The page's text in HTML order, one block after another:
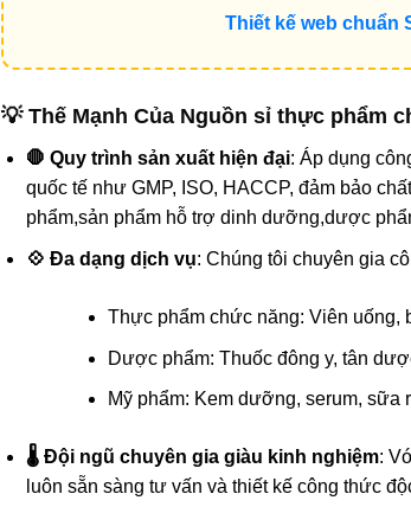
Thiết kế web chuẩn
💡 Thế Mạnh Của Nguồn sỉ thực phẩm
🛑 Quy trình sản xuất hiện đại: Áp dụng
quốc tế như GMP, ISO, HACCP, đảm bảo
phẩm,sản phẩm hỗ trợ dinh dưỡng,dược
💠 Đa dạng dịch vụ: Chúng tôi chuyên gia
Thực phẩm chức năng: Viên uống,
Dược phẩm: Thuốc đông y, tân
Mỹ phẩm: Kem dưỡng, serum, sữa
🌡️ Đội ngũ chuyên gia giàu kinh nghiệm:
luôn sẵn sàng tư vấn và thiết kế công thức